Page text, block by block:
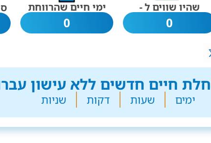
שהיו שווים ל -
0
ימי חיים שהרווחת
0
חיים חדשים ללא עישון
ימים שעות דקות שניות